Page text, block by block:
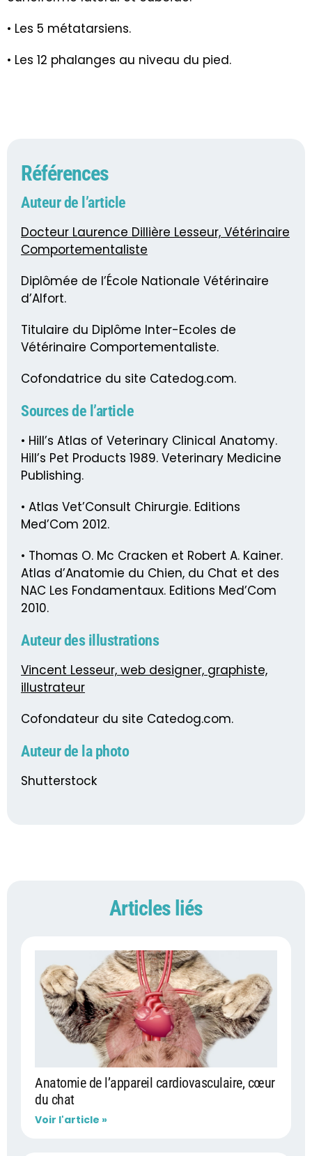
• Les 5 métatarsiens.
• Les 12 phalanges au niveau du pied.
Références
Auteur de l’article
Docteur Laurence Dillière Lesseur, Vétérinaire
Comportementaliste
Diplômée de l’École Nationale Vétérinaire
d’Alfort.
Titulaire du Diplôme Inter-Ecoles de
Vétérinaire Comportementaliste.
Cofondatrice du site Catedog.com.
Sources de l’article
• Hill’s Atlas of Veterinary Clinical Anatomy.
Hill’s Pet Products 1989. Veterinary Medicine
Publishing.
• Atlas Vet’Consult Chirurgie. Editions
Med’Com 2012.
• Thomas O. Mc Cracken et Robert A. Kainer.
Atlas d’Anatomie du Chien, du Chat et des
NAC Les Fondamentaux. Editions Med’Com
2010.
Auteur des illustrations
Vincent Lesseur, web designer, graphiste,
illustrateur
Cofondateur du site Catedog.com.
Auteur de la photo
Shutterstock
Articles liés
Anatomie de l’appareil cardiovasculaire, cœur
du chat
Voir l'article »